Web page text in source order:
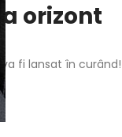
orizont
fi lansat în curând!